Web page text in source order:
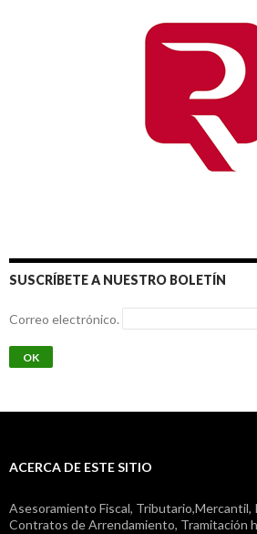
SUSCRÍBETE A NUESTRO BOLETÍN
Correo electrónico.
ACERCA DE ESTE SITIO
Asesoramiento Fiscal, Tributario,Mercantil,
Contratos de Arrendamiento, Tramitación